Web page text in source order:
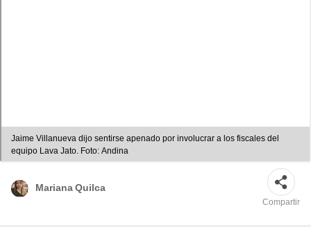
Jaime Villanueva dijo sentirse apenado por involucrar a los fiscales del
equipo Lava Jato. Foto: Andina
Mariana Quilca
Compartir